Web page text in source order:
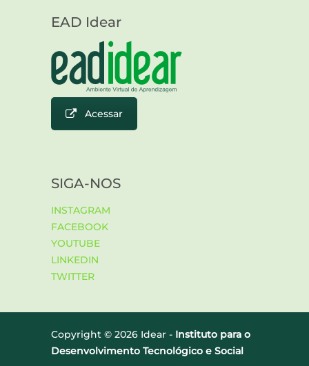
EAD Idear
Acessar
SIGA-NOS
INSTAGRAM
FACEBOOK
YOUTUBE
LINKEDIN
TWITTER
Copyright © 2026 Idear - Instituto para o
Desenvolvimento Tecnológico e Social